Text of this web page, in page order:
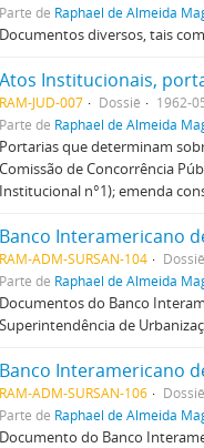
Parte de Raphael de Almeida
Documentos diversos, tais
Atos Institucionais,
RAM-JUD-007 Dossiê
1962-
Parte de Raphael de Almeida
Portarias que determinam
Comissão de Concorrência
Institucional n°1); emenda
Banco Interamericano
RAM-ADM-SURSAN-104 Dossiê
Parte de Raphael de Almeida
Documentos do Banco
Superintendência de
Banco Interamericano
RAM-ADM-SURSAN-106 Dossiê
Parte de Raphael de Almeida
Documento do Banco